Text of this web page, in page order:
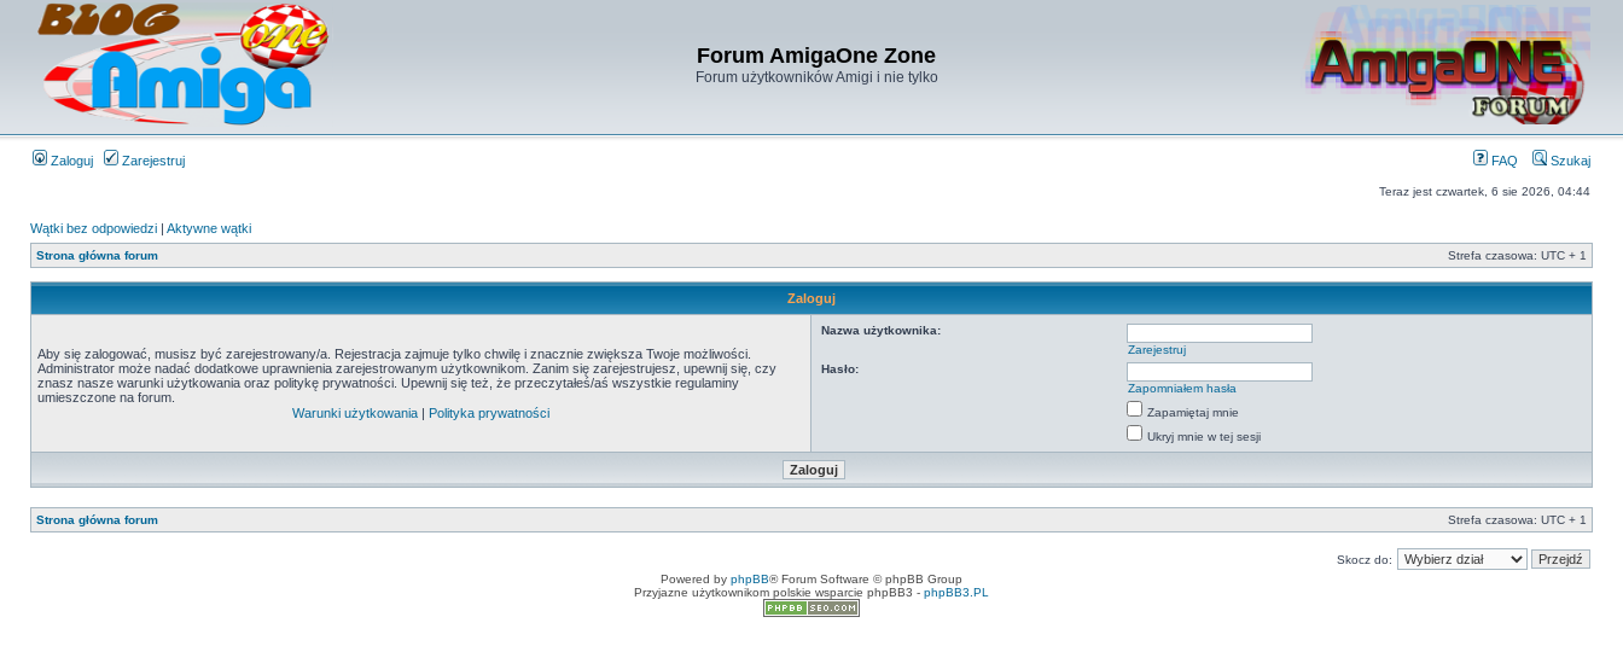
Forum AmigaOne Zone
Forum użytkowników Amigi i nie tylko
Zaloguj Zarejestruj FAQ Szukaj
Teraz jest czwartek, 6 sie 2026, 04:44
Wątki bez odpowiedzi | Aktywne wątki
Strona główna forum Strefa czasowa: UTC + 1
Zaloguj
Aby się zalogować, musisz być zarejestrowany/a. Rejestracja zajmuje tylko chwilę i znacznie zwiększa Twoje możliwości.
Administrator może nadać dodatkowe uprawnienia zarejestrowanym użytkownikom. Zanim się zarejestrujesz, upewnij się, czy
znasz nasze warunki użytkowania oraz politykę prywatności. Upewnij się też, że przeczytałeś/aś wszystkie regulaminy
umieszczone na forum.
Warunki użytkowania | Polityka prywatności
Nazwa użytkownika:
Zarejestruj
Hasło:
Zapomniałem hasła
Zapamiętaj mnie
Ukryj mnie w tej sesji
Strona główna forum Strefa czasowa: UTC + 1
Skocz do:
Powered by phpBB® Forum Software © phpBB Group
Przyjazne użytkownikom polskie wsparcie phpBB3 - phpBB3.PL